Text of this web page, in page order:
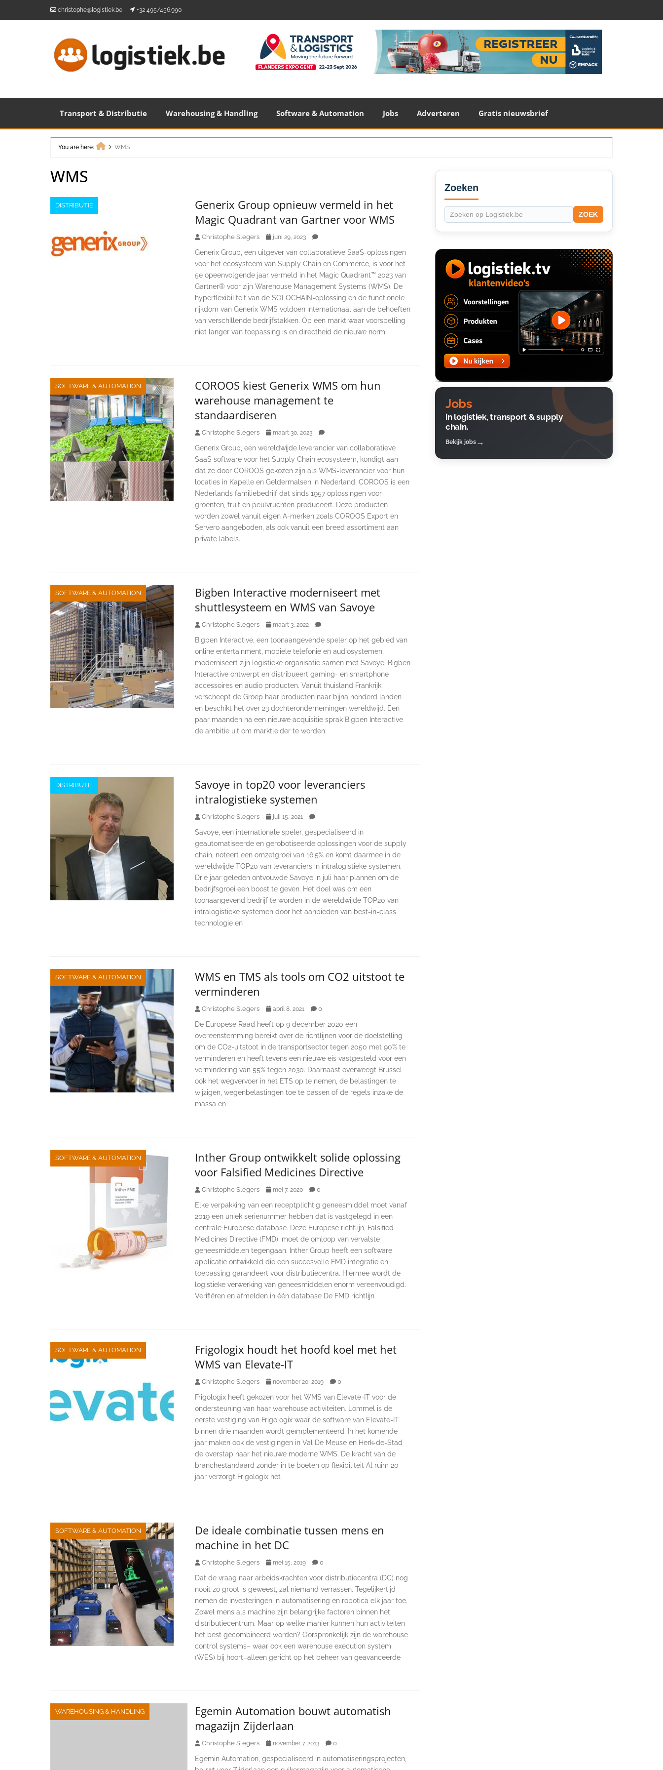
christophe@logistiek.be +32 495/456.990
Transport & Distributie Warehousing & Handling Software & Automation Jobs Adverteren Gratis nieuwsbrief
You are here:
WMS
WMS
DISTRIBUTIE
Generix Group opnieuw vermeld in het
Magic Quadrant van Gartner voor WMS
Christophe Slegers juni 29, 2023
Generix Group, een uitgever van collaboratieve SaaS-oplossingen
voor het ecosysteem van Supply Chain en Commerce, is voor het
5e opeenvolgende jaar vermeld in het Magic Quadrant™ 2023 van
Gartner® voor zijn Warehouse Management Systems (WMS). De
hyperflexibiliteit van de SOLOCHAIN-oplossing en de functionele
rijkdom van Generix WMS voldoen internationaal aan de behoeften
van verschillende bedrijfstakken. Op een markt waar voorspelling
niet langer van toepassing is en directheid de nieuwe norm
SOFTWARE & AUTOMATION
COROOS kiest Generix WMS om hun
warehouse management te
standaardiseren
Christophe Slegers maart 30, 2023
Generix Group, een wereldwijde leverancier van collaboratieve
SaaS software voor het Supply Chain ecosysteem, kondigt aan
dat ze door COROOS gekozen zijn als WMS-leverancier voor hun
locaties in Kapelle en Geldermalsen in Nederland. COROOS is een
Nederlands familiebedrijf dat sinds 1957 oplossingen voor
groenten, fruit en peulvruchten produceert. Deze producten
worden zowel vanuit eigen A-merken zoals COROOS Export en
Servero aangeboden, als ook vanuit een breed assortiment aan
private labels.
SOFTWARE & AUTOMATION
Bigben Interactive moderniseert met
shuttlesysteem en WMS van Savoye
Christophe Slegers maart 3, 2022
Bigben Interactive, een toonaangevende speler op het gebied van
online entertainment, mobiele telefonie en audiosystemen,
moderniseert zijn logistieke organisatie samen met Savoye. Bigben
Interactive ontwerpt en distribueert gaming- en smartphone
accessoires en audio producten. Vanuit thuisland Frankrijk
verscheept de Groep haar producten naar bijna honderd landen
en beschikt het over 23 dochterondernemingen wereldwijd. Een
paar maanden na een nieuwe acquisitie sprak Bigben Interactive
de ambitie uit om marktleider te worden
DISTRIBUTIE
Savoye in top20 voor leveranciers
intralogistieke systemen
Christophe Slegers juli 15, 2021
Savoye, een internationale speler, gespecialiseerd in
geautomatiseerde en gerobotiseerde oplossingen voor de supply
chain, noteert een omzetgroei van 16,5% en komt daarmee in de
wereldwijde TOP20 van leveranciers in intralogistieke systemen.
Drie jaar geleden ontvouwde Savoye in juli haar plannen om de
bedrijfsgroei een boost te geven. Het doel was om een
toonaangevend bedrijf te worden in de wereldwijde TOP20 van
intralogistieke systemen door het aanbieden van best-in-class
technologie en
SOFTWARE & AUTOMATION
WMS en TMS als tools om CO2 uitstoot te
verminderen
Christophe Slegers april 8, 2021 0
De Europese Raad heeft op 9 december 2020 een
overeenstemming bereikt over de richtlijnen voor de doelstelling
om de CO2-uitstoot in de transportsector tegen 2050 met 90% te
verminderen en heeft tevens een nieuwe eis vastgesteld voor een
vermindering van 55% tegen 2030. Daarnaast overweegt Brussel
ook het wegvervoer in het ETS op te nemen, de belastingen te
wijzigen, wegenbelastingen toe te passen of de regels inzake de
massa en
SOFTWARE & AUTOMATION
Inther Group ontwikkelt solide oplossing
voor Falsified Medicines Directive
Christophe Slegers mei 7, 2020 0
Elke verpakking van een receptplichtig geneesmiddel moet vanaf
2019 een uniek serienummer hebben dat is vastgelegd in een
centrale Europese database. Deze Europese richtlijn, Falsified
Medicines Directive (FMD), moet de omloop van vervalste
geneesmiddelen tegengaan. Inther Group heeft een software
applicatie ontwikkeld die een succesvolle FMD integratie en
toepassing garandeert voor distributiecentra. Hiermee wordt de
logistieke verwerking van geneesmiddelen enorm vereenvoudigd.
Verifiëren en afmelden in één database De FMD richtlijn
SOFTWARE & AUTOMATION
Frigologix houdt het hoofd koel met het
WMS van Elevate-IT
Christophe Slegers november 20, 2019 0
Frigologix heeft gekozen voor het WMS van Elevate-IT voor de
ondersteuning van haar warehouse activiteiten. Lommel is de
eerste vestiging van Frigologix waar de software van Elevate-IT
binnen drie maanden wordt geïmplementeerd. In het komende
jaar maken ook de vestigingen in Val De Meuse en Herk-de-Stad
de overstap naar het nieuwe moderne WMS. De kracht van de
branchestandaard zonder in te boeten op flexibiliteit Al ruim 20
jaar verzorgt Frigologix het
SOFTWARE & AUTOMATION
De ideale combinatie tussen mens en
machine in het DC
Christophe Slegers mei 15, 2019 0
Dat de vraag naar arbeidskrachten voor distributiecentra (DC) nog
nooit zo groot is geweest, zal niemand verrassen. Tegelijkertijd
nemen de investeringen in automatisering en robotica elk jaar toe.
Zowel mens als machine zijn belangrijke factoren binnen het
distributiecentrum. Maar op welke manier kunnen hun activiteiten
het best gecombineerd worden? Oorspronkelijk zijn de warehouse
control systems– waar ook een warehouse execution system
(WES) bij hoort–alleen gericht op het beheer van geavanceerde
WAREHOUSING & HANDLING
Egemin Automation bouwt automatish
magazijn Zijderlaan
Christophe Slegers november 7, 2013 0
Egemin Automation, gespecialiseerd in automatiseringsprojecten,
Secondary
Sidebar
Zoeken
ZOEK
Jobs
in logistiek, transport & supply
chain.
Bekijk jobs